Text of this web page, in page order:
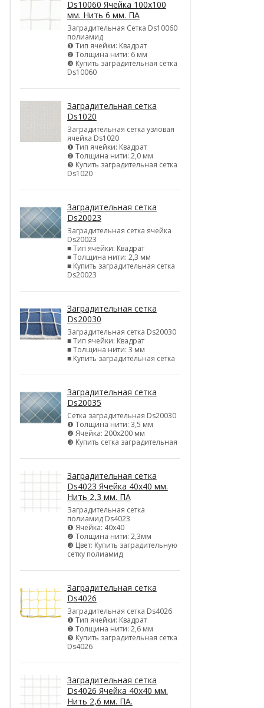
Ds10060 Ячейка 100х100
мм. Нить 6 мм. ПА
Заградительная Сетка Ds10060
полиамид
❶ Тип ячейки: Квадрат
❷ Толщина нити: 6 мм
❸ Купить заградительная сетка
Ds10060
Заградительная сетка
Ds1020
Заградительная сетка узловая
ячейка Ds1020
❶ Тип ячейки: Квадрат
❷ Толщина нити: 2,0 мм
❸ Купить заградительная сетка
Ds1020
Заградительная сетка
Ds20023
Заградительная сетка ячейка
Ds20023
■ Тип ячейки: Квадрат
■ Толщина нити: 2,3 мм
■ Купить заградительная сетка
Ds20023
Заградительная сетка
Ds20030
Заградительная сетка Ds20030
■ Тип ячейки: Квадрат
■ Толщина нити: 3 мм
■ Купить заградительная сетка
Заградительная сетка
Ds20035
Сетка заградительная Ds20030
❶ Толщина нити: 3,5 мм
❷ Ячейка: 200х200 мм
❸ Купить сетка заградительная
Заградительная сетка
Ds4023 Ячейка 40х40 мм.
Нить 2,3 мм. ПА
Заградительная сетка
полиамид Ds4023
❶ Ячейка: 40х40
❷ Толщина нити: 2,3мм
❸ Цвет: Купить заградительную
сетку полиамид
Заградительная сетка
Ds4026
Заградительная сетка Ds4026
❶ Тип ячейки: Квадрат
❷ Толщина нити: 2,6 мм
❸ Купить заградительная сетка
Ds4026
Заградительная сетка
Ds4026 Ячейка 40х40 мм.
Нить 2,6 мм. ПА.